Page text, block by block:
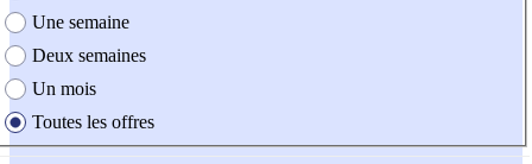
Une semaine
Deux semaines
Un mois
Toutes les offres